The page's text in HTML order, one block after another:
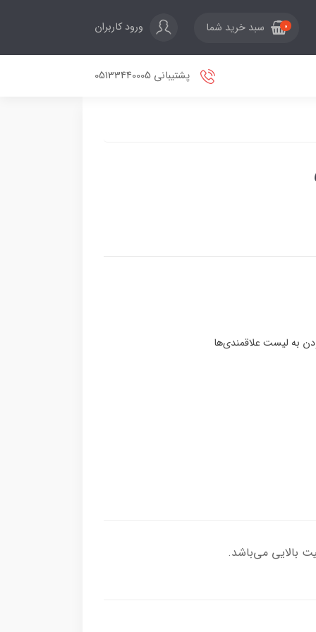
0 سبد خرید شما ورود کاربران
پشتیبانی 05133440005